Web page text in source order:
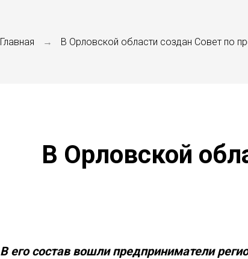
Главная → В Орловской области создан Совет по
В Орловской
В его состав вошли предприниматели